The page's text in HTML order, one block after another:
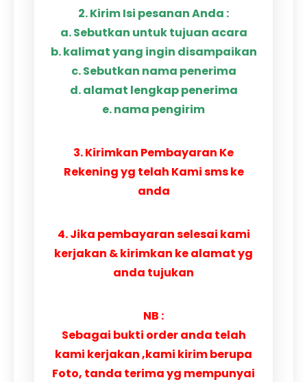
2. Kirim Isi pesanan Anda :
a. Sebutkan untuk tujuan acara
b. kalimat yang ingin disampaikan
c. Sebutkan nama penerima
d. alamat lengkap penerima
e. nama pengirim
3. Kirimkan Pembayaran Ke
Rekening yg telah Kami sms ke
anda
4. Jika pembayaran selesai kami
kerjakan & kirimkan ke alamat yg
anda tujukan
NB :
Sebagai bukti order anda telah
kami kerjakan ,kami kirim berupa
Foto, tanda terima yg mempunyai